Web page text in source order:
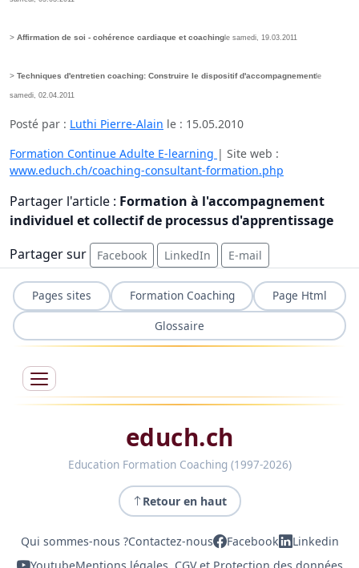
> Affirmation de soi - cohérence cardiaque et coaching le samedi, 19.03.2011
> Techniques d'entretien coaching: Construire le dispositif d'accompagnement le
samedi, 02.04.2011
Posté par : Luthi Pierre-Alain le : 15.05.2010
Formation Continue Adulte E-learning | Site web :
www.educh.ch/coaching-consultant-formation.php
Partager l'article : Formation à l'accompagnement
individuel et collectif de processus d'apprentissage
Partager sur
Facebook LinkedIn E-mail
Pages sites Formation Coaching
Page Html
Glossaire
educh.ch
Education Formation Coaching (1997-2026)
Retour en haut
Qui sommes-nous ?Contactez-nous Facebook
Linkedin